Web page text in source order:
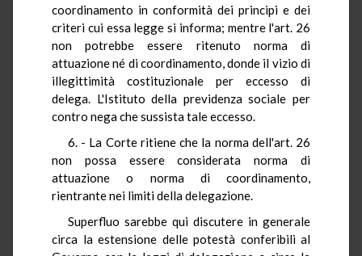
coordinamento in conformità dei principi e dei
criteri cui essa legge si informa; mentre l'art. 26
non potrebbe essere ritenuto norma di
attuazione né di coordinamento, donde il vizio di
illegittimità costituzionale per eccesso di
delega. L'Istituto della previdenza sociale per
contro nega che sussista tale eccesso.
6. - La Corte ritiene che la norma dell'art. 26
non possa essere considerata norma di
attuazione o norma di coordinamento,
rientrante nei limiti della delegazione.
Superfluo sarebbe qui discutere in generale
circa la estensione delle potestà conferibili al